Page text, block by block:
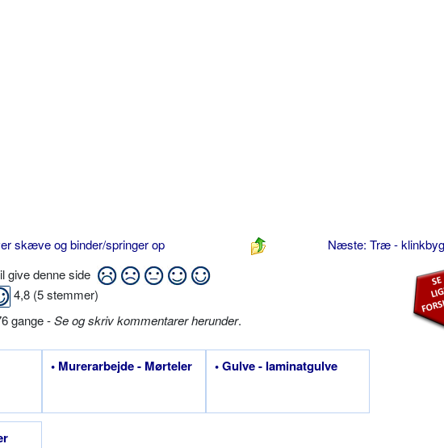
skæve og binder/springer op
Næste: Træ -
give denne side
4,8 (5stemmer)
gange -Se og skriv kommentarer herunder.
• Murerarbejde - Mørteler • Gulve - laminatgulve